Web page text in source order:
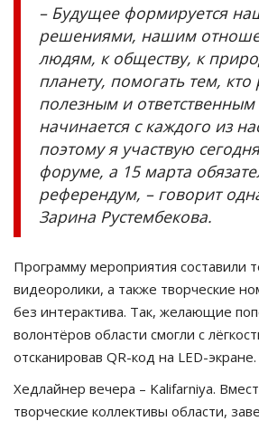
– Будущее формируется
решениями, нашим
людям, к обществу, к
планету, помогать тем,
полезным и ответственным
начинается с каждого из
поэтому я участвую
форуме, а 15 марта
референдум, – говорит
Зарина Рустембекова.
Программу мероприятия составили
видеоролики, а также творческие
без интерактива. Так, желающие
волонтёров области смогли с
отсканировав QR-код на LED-экране.
Хедлайнер вечера – Kalifarniya.
творческие коллективы области,